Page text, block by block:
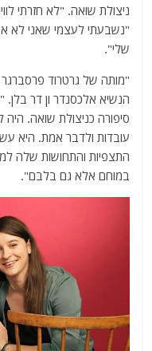
ניצולת שואה. "לא חזרתי
"נשבעתי לעצמי שאני לא
שלי".
"מותה של גרטרוד
הנשיא אלכסנדר ון דר
סיפורה כניצולת שואה.
עובדות ולדבר אמת. היא
התצפיות והתחושות שלה
במוחם אלא גם בלבם".